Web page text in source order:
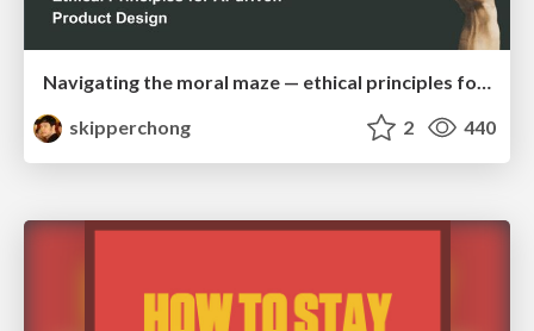
Navigating the moral maze — ethical principles for Al-driven product design
skipperchong
2 440